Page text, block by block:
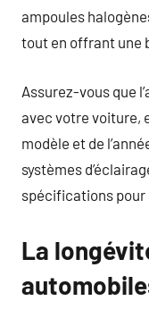
ampoules
tout en offrant une
Assurez-vous que
avec votre voiture,
modèle et de
systèmes
spécifications pour
La